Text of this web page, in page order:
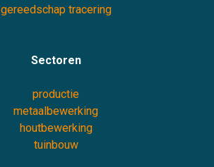
gereedschap tracering
Sectoren
productie
metaalbewerking
houtbewerking
tuinbouw